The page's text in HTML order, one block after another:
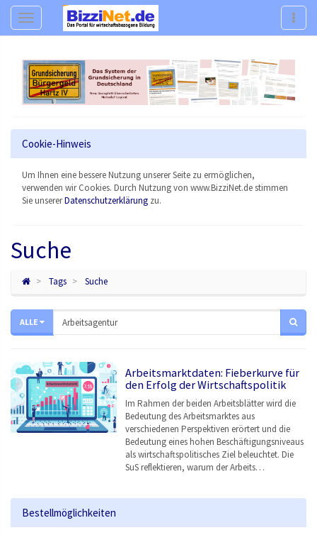
Navigation
Cookie-Hinweis
Um Ihnen eine bessere Nutzung unserer Seite zu ermöglichen,
verwenden wir Cookies. Durch Nutzung von www.BizziNet.de stimmen
Sie unsererDatenschutzerklärung zu.
Suche
Tags Suche
ALLE
Arbeitsmarktdaten: Fieberkurve für
den Erfolg der Wirtschaftspolitik
Im Rahmen der beiden Arbeitsblätter wird die
Bedeutung des Arbeitsmarktes aus
verschiedenen Perspektiven erörtert und die
Bedeutung eines hohen Beschäftigungsniveaus
als wirtschaftspolitisches Ziel beleuchtet. Die
SuS reflektieren, warum der Arbeits…
Bestellmöglichkeiten